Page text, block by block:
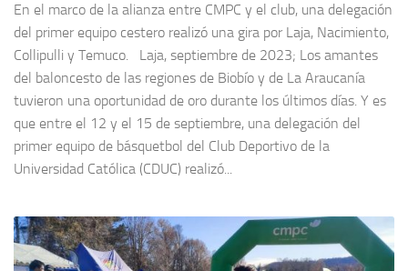
En el marco de la alianza entre CMPC y el club, una delegación
del primer equipo cestero realizó una gira por Laja, Nacimiento,
Collipulli y Temuco. Laja, septiembre de 2023; Los amantes
del baloncesto de las regiones de Biobío y de La Araucanía
tuvieron una oportunidad de oro durante los últimos días. Y es
que entre el 12 y el 15 de septiembre, una delegación del
primer equipo de básquetbol del Club Deportivo de la
Universidad Católica (CDUC) realizó...